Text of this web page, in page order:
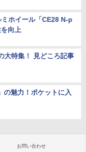
ホイール「CE28 N-p
向上
大特集！ 見どころ記事
の魅力！ポケットに入
お問い合わせ